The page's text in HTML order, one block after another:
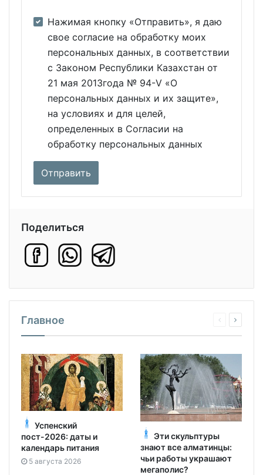
Нажимая кнопку «Отправить», я даю
свое согласие на обработку моих
персональных данных, в соответствии
с Законом Республики Казахстан от
21 мая 2013года № 94-V «О
персональных данных и их защите»,
на условиях и для целей,
определенных в Согласии на
обработку персональных данных
Поделиться
Главное
Успенский
пост-2026: даты и
календарь питания
5 августа 2026
Эти скульптуры
знают все алматинцы:
чьи работы украшают
мегаполис?